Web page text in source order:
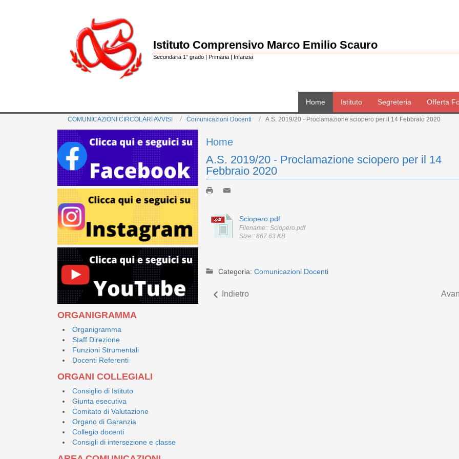
Istituto Comprensivo Marco Emilio Scauro
Secondaria 1° grado | Primaria | Infanzia
Home Istituto Segreteria Offerta
COMUNICAZIONI CIRCOLARI AVVISI Comunicazioni Docenti A.S. 2019/20 - Proclamazione sciopero per il 14 Febbraio 2020
ORGANIGRAMMA
Organigramma
Staff Direzione
Funzioni Strumentali
Docenti Referenti
ORGANI COLLEGIALI
Consiglio di Istituto
Giunta esecutiva
Comitato di Valutazione
Organo di Garanzia
Collegio docenti
Consigli di intersezione e classe
Home
A.S. 2019/20 - Proclamazione sciopero per il 14
Febbraio 2020
Sciopero.pdf
Filename:: Sciopero.pdf
Size:: 867.63 KB
Categoria: Comunicazioni Docenti
Indietro